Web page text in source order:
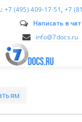
+7 (495) 409-17-51, +7
Написать в чат
info@7docs.ru